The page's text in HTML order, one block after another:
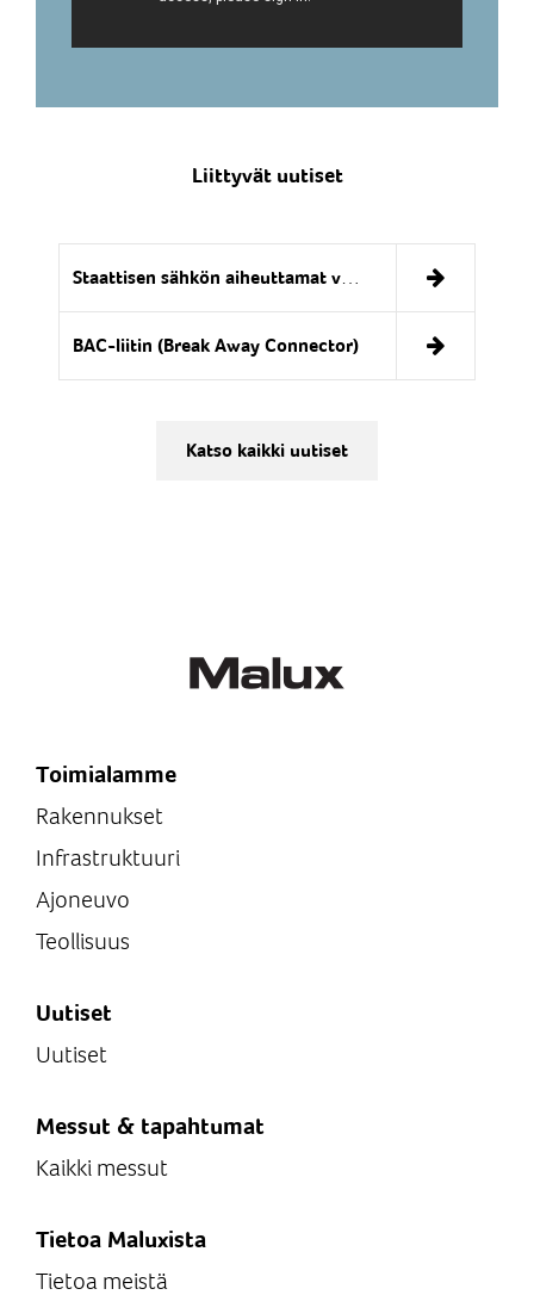
Liittyvät uutiset
Staattisen sähkön aiheuttamat vaarat
BAC-liitin (Break Away Connector)
Katso kaikki uutiset
Toimialamme
Rakennukset
Infrastruktuuri
Ajoneuvo
Teollisuus
Uutiset
Uutiset
Messut & tapahtumat
Kaikki messut
Tietoa Maluxista
Tietoa meistä